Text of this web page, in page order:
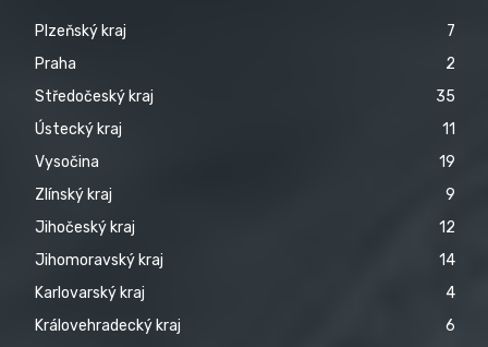
Plzeňský kraj
7
Praha
2
Středočeský kraj
35
Ústecký kraj
11
Vysočina
19
Zlínský kraj
9
Jihočeský kraj
12
Jihomoravský kraj
14
Karlovarský kraj
4
Královehradecký kraj
6